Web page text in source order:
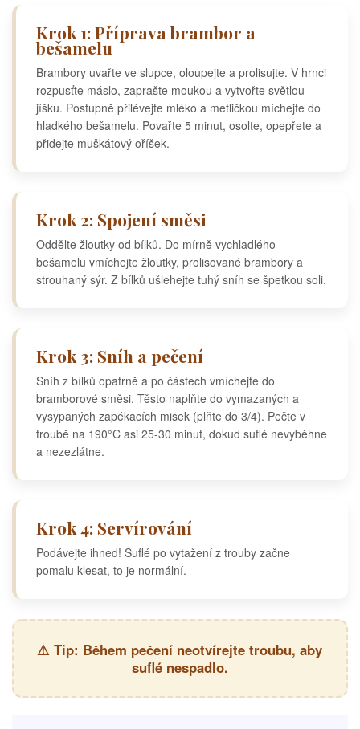
Krok 1: Příprava brambor a
bešamelu
Brambory uvařte ve slupce, oloupejte a prolisujte. V hrnci
rozpusťte máslo, zaprašte moukou a vytvořte světlou
jíšku. Postupně přilévejte mléko a metličkou míchejte do
hladkého bešamelu. Povařte 5 minut, osolte, opepřete a
přidejte muškátový oříšek.
Krok 2: Spojení směsi
Oddělte žloutky od bílků. Do mírně vychladlého
bešamelu vmíchejte žloutky, prolisované brambory a
strouhaný sýr. Z bílků ušlehejte tuhý sníh se špetkou soli.
Krok 3: Sníh a pečení
Sníh z bílků opatrně a po částech vmíchejte do
bramborové směsi. Těsto naplňte do vymazaných a
vysypaných zapékacích misek (plňte do 3/4). Pečte v
troubě na 190°C asi 25-30 minut, dokud suflé nevyběhne
a nezezlátne.
Krok 4: Servírování
Podávejte ihned! Suflé po vytažení z trouby začne
pomalu klesat, to je normální.
⚠️ Tip: Během pečení neotvírejte troubu, aby
suflé nespadlo.